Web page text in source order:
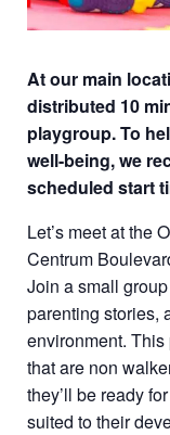
At our main
distributed 10
playgroup. To
well-being, we
scheduled start
Let’s meet at the
Centrum
Join a small
parenting stories,
environment.
that are non
they’ll be ready
suited to their